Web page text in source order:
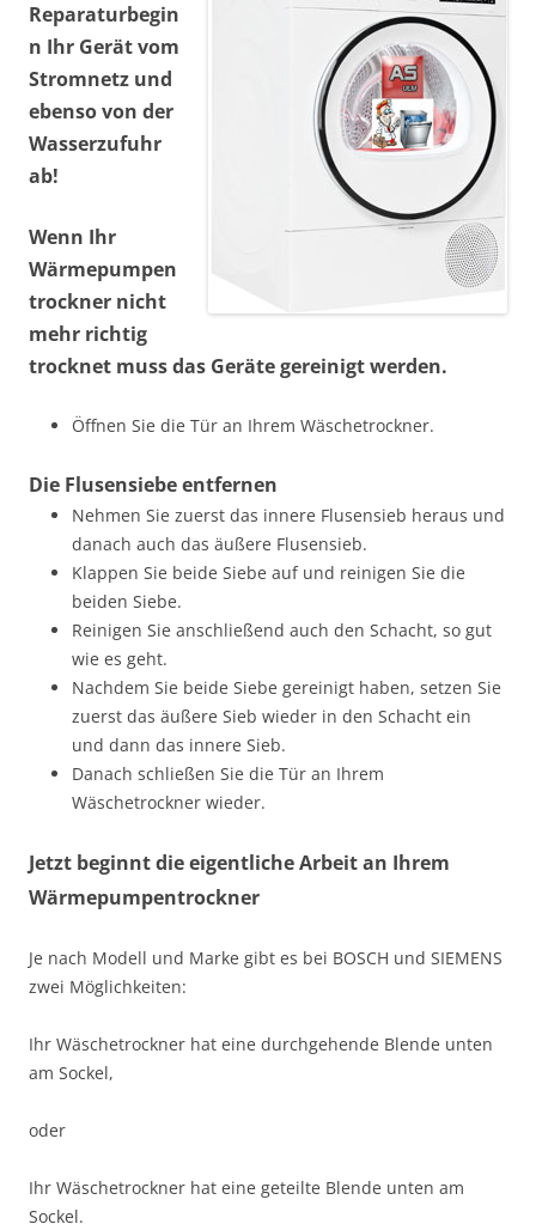
Reparaturbegin
n Ihr Gerät vom
Stromnetz und
ebenso von der
Wasserzufuhr
ab!
Wenn Ihr
Wärmepumpen
trockner nicht
mehr richtig
trocknet muss das Geräte gereinigt werden.
Öffnen Sie die Tür an Ihrem Wäschetrockner.
Die Flusensiebe entfernen
Nehmen Sie zuerst das innere Flusensieb heraus und
danach auch das äußere Flusensieb.
Klappen Sie beide Siebe auf und reinigen Sie die
beiden Siebe.
Reinigen Sie anschließend auch den Schacht, so gut
wie es geht.
Nachdem Sie beide Siebe gereinigt haben, setzen Sie
zuerst das äußere Sieb wieder in den Schacht ein
und dann das innere Sieb.
Danach schließen Sie die Tür an Ihrem
Wäschetrockner wieder.
Jetzt beginnt die eigentliche Arbeit an Ihrem
Wärmepumpentrockner
Je nach Modell und Marke gibt es bei BOSCH und SIEMENS
zwei Möglichkeiten:
Ihr Wäschetrockner hat eine durchgehende Blende unten
am Sockel,
oder
Ihr Wäschetrockner hat eine geteilte Blende unten am
Sockel.